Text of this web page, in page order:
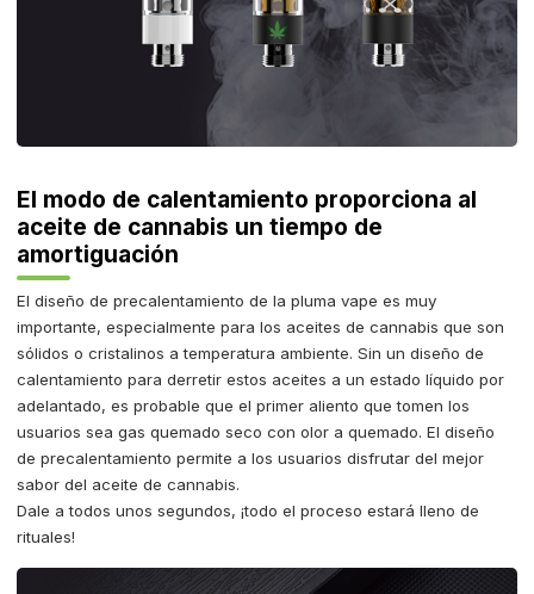
El modo de calentamiento proporciona al
aceite de cannabis un tiempo de
amortiguación
El diseño de precalentamiento de la pluma vape es muy
importante, especialmente para los aceites de cannabis que son
sólidos o cristalinos a temperatura ambiente. Sin un diseño de
calentamiento para derretir estos aceites a un estado líquido por
adelantado, es probable que el primer aliento que tomen los
usuarios sea gas quemado seco con olor a quemado. El diseño
de precalentamiento permite a los usuarios disfrutar del mejor
sabor del aceite de cannabis.
Dale a todos unos segundos, ¡todo el proceso estará lleno de
rituales!